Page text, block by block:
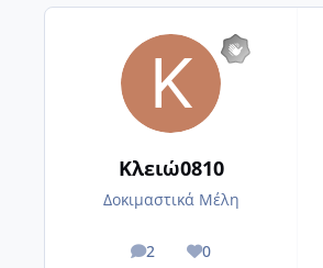
Κλειώ0810
Δοκιμαστικά Μέλη
2
posts 0
Reputation